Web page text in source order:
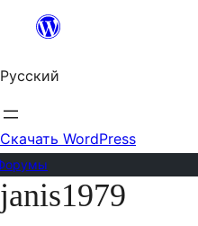
Перейти
содержимому
Русский
Скачать WordPress
Перейти
к
janis1979